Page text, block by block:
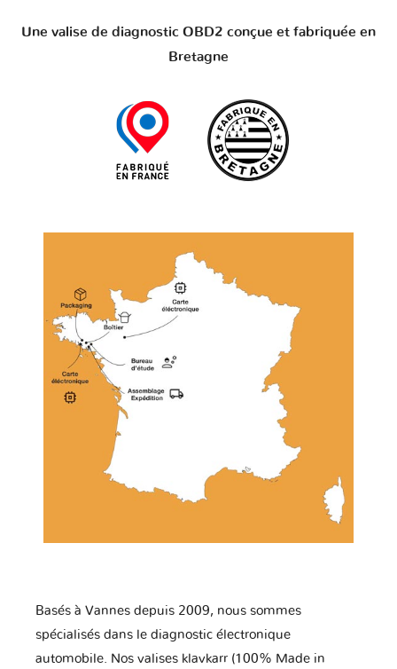
Une valise de diagnostic OBD2 conçue et fabriquée en
Bretagne
Basés à Vannes depuis 2009, nous sommes
spécialisés dans le diagnostic électronique
automobile. Nos valises klavkarr (100% Made in